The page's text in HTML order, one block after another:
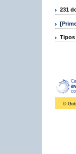
231
[
Tipos
©